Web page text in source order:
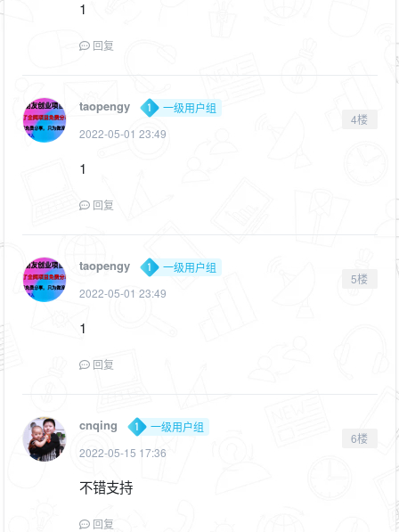
1
回复
taopengy
一级用户组
2022-05-01 23:49
4楼
1
回复
taopengy
一级用户组
2022-05-01 23:49
5楼
1
回复
cnqing
一级用户组
2022-05-15 17:36
6楼
不错支持
回复